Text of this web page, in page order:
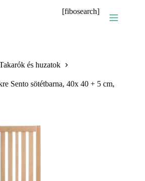
[fibosearch]
és huzatok
Sento sötétbarna, 40x 40 + 5 cm,